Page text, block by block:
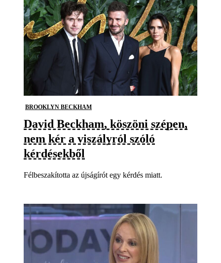
BROOKLYN BECKHAM
David Beckham, köszöni szépen,
nem kér a viszályról szóló
kérdésekből
Félbeszakította az újságírót egy kérdés miatt.